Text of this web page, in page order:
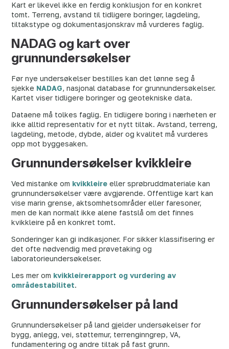
Kart er likevel ikke en ferdig konklusjon for en konkret
tomt. Terreng, avstand til tidligere boringer, lagdeling,
tiltakstype og dokumentasjonskrav må vurderes faglig.
NADAG og kart over
grunnundersøkelser
Før nye undersøkelser bestilles kan det lønne seg å
sjekke NADAG, nasjonal database for grunnundersøkelser.
Kartet viser tidligere boringer og geotekniske data.
Dataene må tolkes faglig. En tidligere boring i nærheten er
ikke alltid representativ for et nytt tiltak. Avstand, terreng,
lagdeling, metode, dybde, alder og kvalitet må vurderes
opp mot byggesaken.
Grunnundersøkelser kvikkleire
Ved mistanke om kvikkleire eller sprøbruddmateriale kan
grunnundersøkelser være avgjørende. Offentlige kart kan
vise marin grense, aktsomhetsområder eller faresoner,
men de kan normalt ikke alene fastslå om det finnes
kvikkleire på en konkret tomt.
Sonderinger kan gi indikasjoner. For sikker klassifisering er
det ofte nødvendig med prøvetaking og
laboratorieundersøkelser.
Les mer om kvikkleirerapport og vurdering av
områdestabilitet.
Grunnundersøkelser på land
Grunnundersøkelser på land gjelder undersøkelser for
bygg, anlegg, vei, støttemur, terrenginngrep, VA,
fundamentering og andre tiltak på fast grunn.